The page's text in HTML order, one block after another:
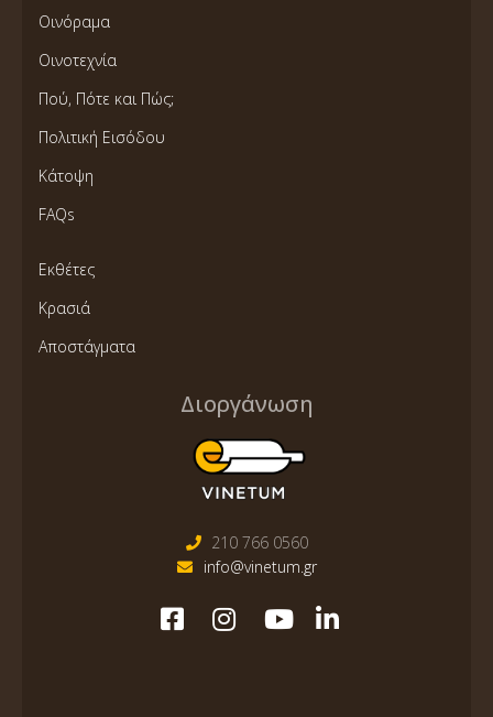
Οινόραμα
Οινοτεχνία
Πού, Πότε και Πώς;
Πολιτική Εισόδου
Κάτοψη
FAQs
Εκθέτες
Κρασιά
Αποστάγματα
Διοργάνωση
210 766 0560
info@vinetum.gr